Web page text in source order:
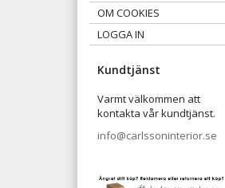
OM COOKIES
LOGGA IN
Kundtjänst
Varmt välkommen att
kontakta vår kundtjänst.
info@carlssoninterior.se